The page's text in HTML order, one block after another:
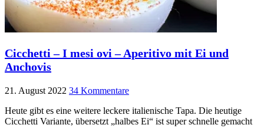
Cicchetti – I mesi ovi – Aperitivo mit Ei und
Anchovis
21. August 2022 34 Kommentare
Heute gibt es eine weitere leckere italienische Tapa. Die heutige
Cicchetti Variante, übersetzt „halbes Ei“ ist super schnelle gemacht